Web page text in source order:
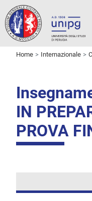
Home Internazionale
IN
PROVA